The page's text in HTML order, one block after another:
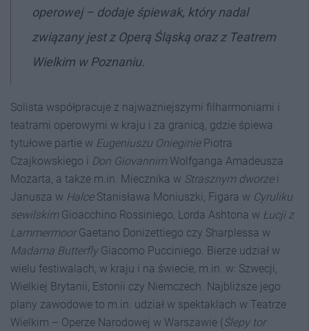
operowej– dodaje śpiewak, który nadal
związany jest z Operą Śląską oraz z Teatrem
Wielkim w Poznaniu.
Solista współpracuje z najważniejszymi filharmoniami i
teatrami operowymi w kraju i za granicą, gdzie śpiewa
tytułowe partie w Eugeniuszu Onieginie Piotra
Czajkowskiego i Don Giovannim Wolfganga Amadeusza
Mozarta, a także m.in. Miecznika w Strasznym dworzei
Janusza w Halce Stanisława Moniuszki, Figara w Cyruliku
sewilskim Gioacchino Rossiniego, Lorda Ashtona w Łucji z
LammermoorGaetano Donizettiego czy Sharplessa w
Madama Butterfly Giacomo Pucciniego. Bierze udział w
wielu festiwalach, w kraju i na świecie, m.in. w: Szwecji,
Wielkiej Brytanii, Estonii czy Niemczech. Najbliższe jego
plany zawodowe to m.in. udział w spektaklach w Teatrze
Wielkim – Operze Narodowej w Warszawie (Ślepy tor